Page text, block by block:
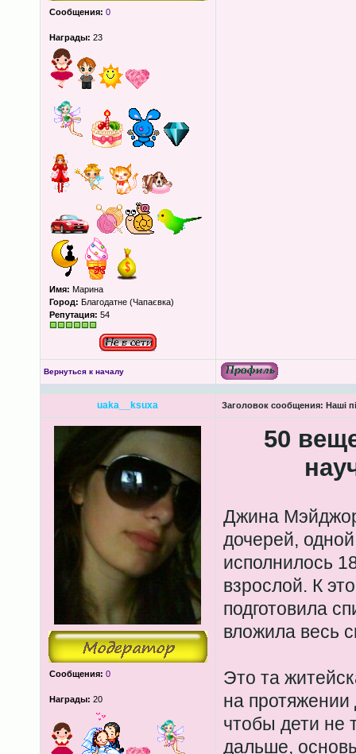
Сообщения: 0
Награды: 23
Имя: Марина
Город: Благодатне (Чапаєвка)
Репутация: 54
Вернуться к началу
uaka__ksuxa Заголовок сообщения: Наші
Сообщения: 0
Награды: 20
50
Джина
дочерей,
исполнилось
взрослой. К
подготовила
вложила весь
Это та
на протяжении
чтобы дети не
дальше,